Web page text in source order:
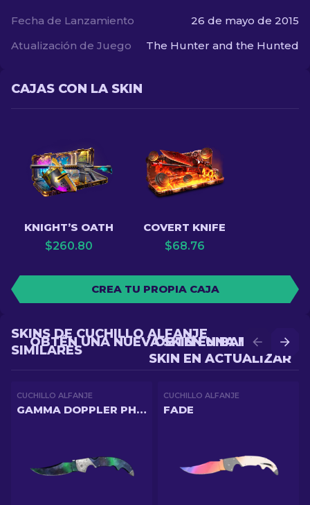
Fecha de Lanzamiento
26 de mayo de 2015
Atualización de Juego
The Hunter and the Hunted
CAJAS CON LA SKIN
KNIGHT’S OATH
$260.80
COVERT KNIFE
$68.76
CREA TU PROPIA CAJA
OBTÉN UNA MEJOR
SKIN EN ACTUALIZAR
OBTÉN UNA NUEVA SKIN EN BATALLA
SKINS DE CUCHILLO ALFANJE
SIMILARES
CUCHILLO ALFANJE
GAMMA DOPPLER PHASE 1
CUCHILLO ALFANJE
FADE